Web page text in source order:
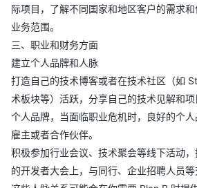
际项目，了解不同国家和地区客户的需求
业务范围。
三、职业和财务方面
建立个人品牌和人脉
打造自己的技术博客或者在技术社区（如
术板块等）活跃，分享自己的技术见解和
个人品牌，当面临职业危机时，良好的个
雇主或者合作伙伴。
积极参加行业会议、技术聚会等线下活动
的开发者大会上，与同行、企业招聘人员等